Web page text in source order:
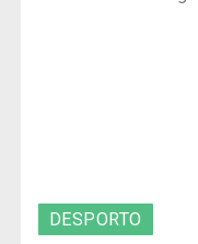
DESPORTO